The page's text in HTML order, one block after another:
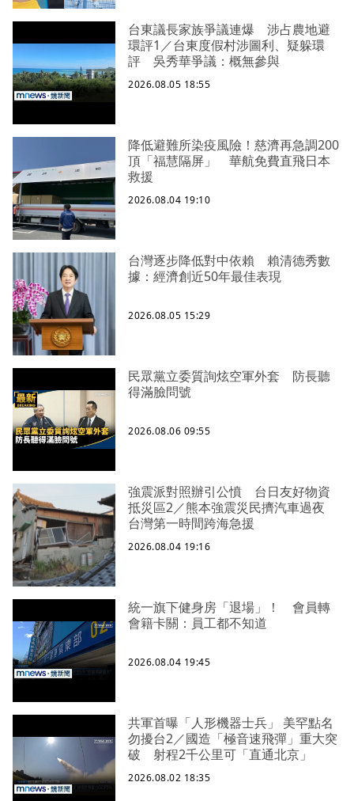
台東議長家族爭議連爆 涉占農地避
環評1／台東度假村涉圖利、疑躲環
評 吳秀華爭議：概無參與
2026.08.05 18:55
降低避難所染疫風險！慈濟再急調200
頂「福慧隔屏」 華航免費直飛日本
救援
2026.08.04 19:10
台灣逐步降低對中依賴 賴清德秀數
據：經濟創近50年最佳表現
2026.08.05 15:29
民眾黨立委質詢炫空軍外套 防長聽
得滿臉問號
2026.08.06 09:55
強震派對照辦引公憤 台日友好物資
抵災區2／熊本強震災民擠汽車過夜
台灣第一時間跨海急援
2026.08.04 19:16
統一旗下健身房「退場」！ 會員轉
會籍卡關：員工都不知道
2026.08.04 19:45
共軍首曝「人形機器士兵」 美罕點名
勿擾台2／國造「極音速飛彈」重大突
破 射程2千公里可「直通北京」
2026.08.02 18:35